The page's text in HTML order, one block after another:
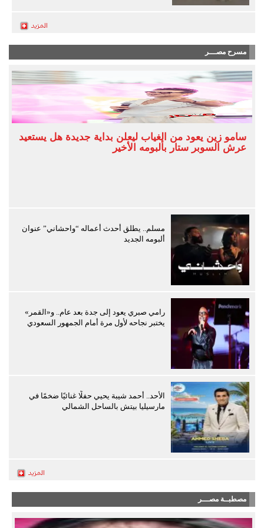
مسرح مصـــر
سامو زين يعود من الغياب ليعلن بداية جديدة هل يستعيد
عرش السوبر ستار بألبومه الأخير
مسلم.. يطلق أحدث أعماله “واحشاني” عنوان
ألبومه الجديد
رامي صبري يعود إلى جدة بعد عام.. و«القمر»
يختبر نجاحه لأول مرة أمام الجمهور السعودي
الأحد.. أحمد شيبة يحيي حفلًا غنائيًا ضخمًا في
مارسيليا بيتش بالساحل الشمالي
مصطبــة مصـــر